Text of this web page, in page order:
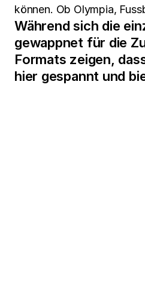
können. Ob Olympia,
Während sich die
gewappnet für die
Formats zeigen,
hier gespannt und